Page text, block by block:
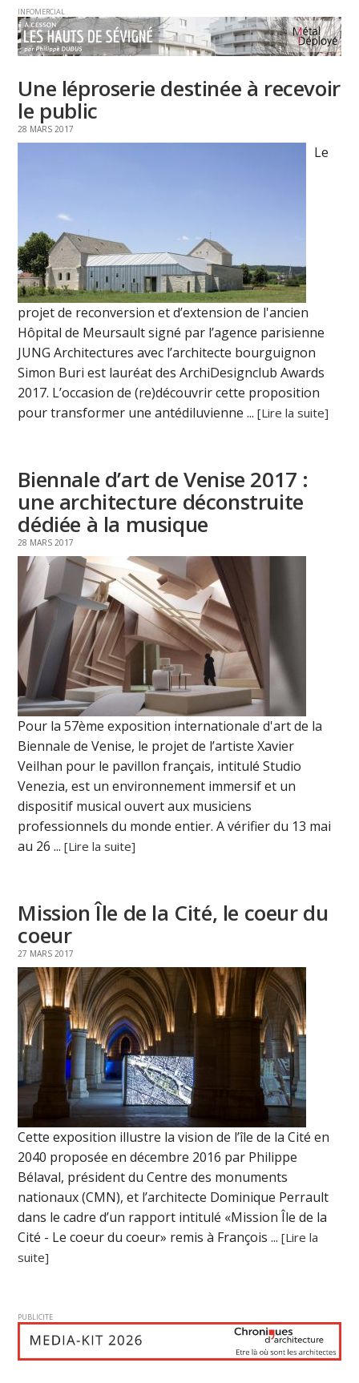
INFOMERCIAL
Une léproserie destinée à recevoir
le public
28 MARS 2017
Le
projet de reconversion et d’extension de l'ancien
Hôpital de Meursault signé par l’agence parisienne
JUNG Architectures avec l’architecte bourguignon
Simon Buri est lauréat des ArchiDesignclub Awards
2017. L’occasion de (re)découvrir cette proposition
pour transformer une antédiluvienne ...[Lire la suite]
Biennale d’art de Venise 2017 :
une architecture déconstruite
dédiée à la musique
28 MARS 2017
Pour la 57ème exposition internationale d'art de la
Biennale de Venise, le projet de l’artiste Xavier
Veilhan pour le pavillon français, intitulé Studio
Venezia, est un environnement immersif et un
dispositif musical ouvert aux musiciens
professionnels du monde entier. A vérifier du 13 mai
au 26 ...[Lire la suite]
Mission Île de la Cité, le coeur du
coeur
27 MARS 2017
Cette exposition illustre la vision de l’île de la Cité en
2040 proposée en décembre 2016 par Philippe
Bélaval, président du Centre des monuments
nationaux (CMN), et l’architecte Dominique Perrault
dans le cadre d’un rapport intitulé «Mission Île de la
Cité - Le coeur du coeur» remis à François ...[Lire la
suite]
PUBLICITE